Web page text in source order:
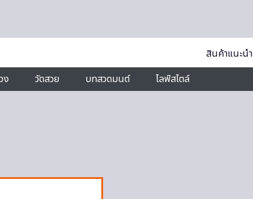
สินค้าแนะนำ
ง วัดสวย บทสวดมนต์ ไลฟ์สไตล์